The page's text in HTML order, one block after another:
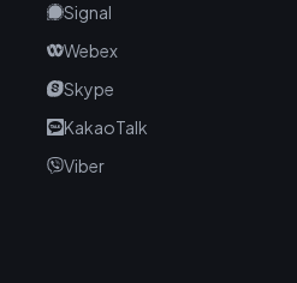
Signal
Webex
Skype
KakaoTalk
Viber